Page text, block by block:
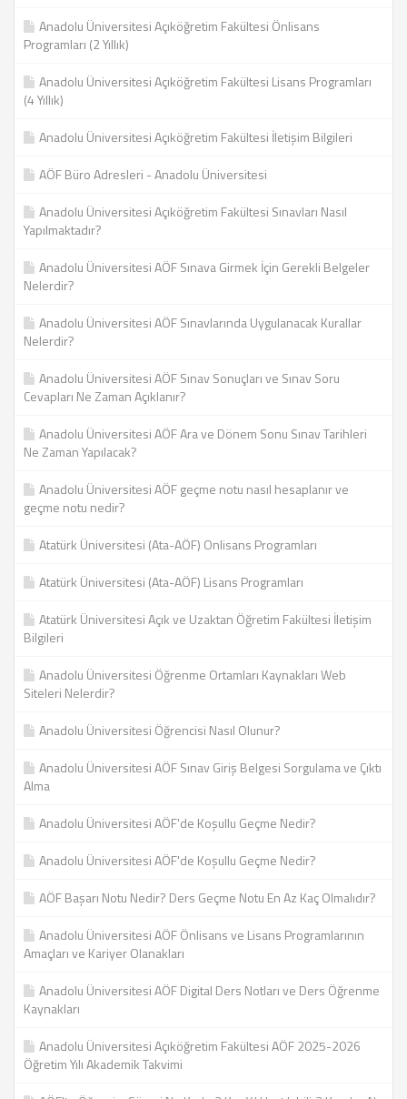
Anadolu Üniversitesi Açıköğretim Fakültesi Önlisans
Programları (2 Yıllık)
Anadolu Üniversitesi Açıköğretim Fakültesi Lisans Programları
(4 Yıllık)
Anadolu Üniversitesi Açıköğretim Fakültesi İletişim Bilgileri
AÖF Büro Adresleri - Anadolu Üniversitesi
Anadolu Üniversitesi Açıköğretim Fakültesi Sınavları Nasıl
Yapılmaktadır?
Anadolu Üniversitesi AÖF Sınava Girmek İçin Gerekli Belgeler
Nelerdir?
Anadolu Üniversitesi AÖF Sınavlarında Uygulanacak Kurallar
Nelerdir?
Anadolu Üniversitesi AÖF Sınav Sonuçları ve Sınav Soru
Cevapları Ne Zaman Açıklanır?
Anadolu Üniversitesi AÖF Ara ve Dönem Sonu Sınav Tarihleri
Ne Zaman Yapılacak?
Anadolu Üniversitesi AÖF geçme notu nasıl hesaplanır ve
geçme notu nedir?
Atatürk Üniversitesi (Ata-AÖF) Onlisans Programları
Atatürk Üniversitesi (Ata-AÖF) Lisans Programları
Atatürk Üniversitesi Açık ve Uzaktan Öğretim Fakültesi İletişim
Bilgileri
Anadolu Üniversitesi Öğrenme Ortamları Kaynakları Web
Siteleri Nelerdir?
Anadolu Üniversitesi Öğrencisi Nasıl Olunur?
Anadolu Üniversitesi AÖF Sınav Giriş Belgesi Sorgulama ve Çıktı
Alma
Anadolu Üniversitesi AÖF'de Koşullu Geçme Nedir?
Anadolu Üniversitesi AÖF'de Koşullu Geçme Nedir?
AÖF Başarı Notu Nedir? Ders Geçme Notu En Az Kaç Olmalıdır?
Anadolu Üniversitesi AÖF Önlisans ve Lisans Programlarının
Amaçları ve Kariyer Olanakları
Anadolu Üniversitesi AÖF Digital Ders Notları ve Ders Öğrenme
Kaynakları
Anadolu Üniversitesi Açıköğretim Fakültesi AÖF 2025-2026
Öğretim Yılı Akademik Takvimi